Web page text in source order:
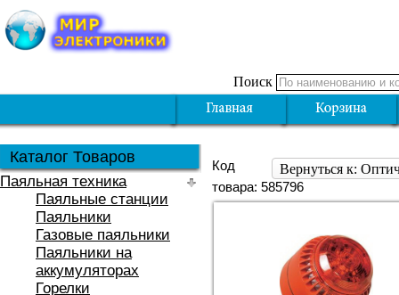
Поиск
Каталог Товаров
Паяльная техника
Паяльные станции
Паяльники
Газовые паяльники
Паяльники на
аккумуляторах
Горелки
Вернуться к:
Код
товара: 585796